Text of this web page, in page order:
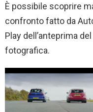
È possibile scoprire
confronto fatto da
Play dell’anteprima
fotografica.